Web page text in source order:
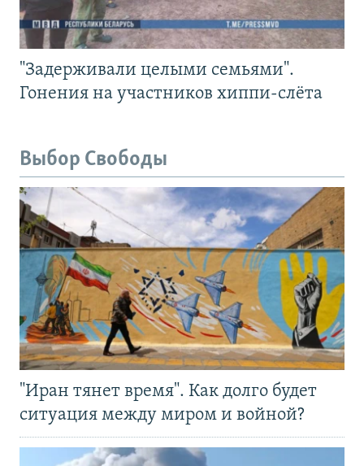
"Задерживали целыми семьями".
Гонения на участников хиппи-слёта
Выбор Свободы
"Иран тянет время". Как долго будет
ситуация между миром и войной?